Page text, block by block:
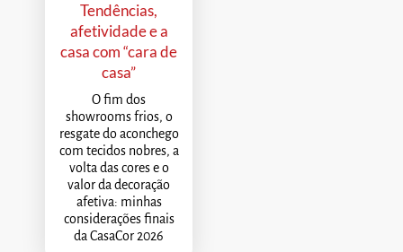
Tendências,
afetividade e a
casa com “cara de
casa”
O fim dos
showrooms frios, o
resgate do aconchego
com tecidos nobres, a
volta das cores e o
valor da decoração
afetiva: minhas
considerações finais
da CasaCor 2026